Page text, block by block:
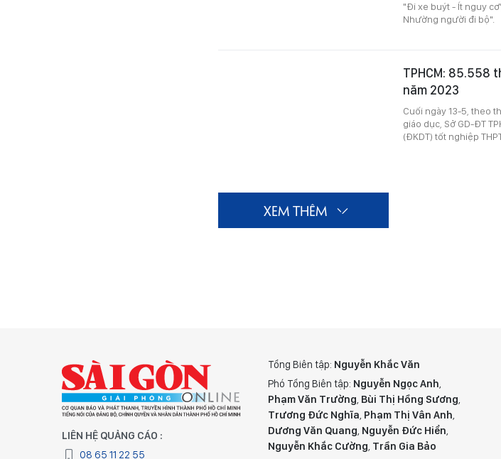
"Đi xe buýt - Ít nguy
Nhường người đi bộ".
TPHCM: 85.558
năm 2023
Cuối ngày 13-5, theo
giáo dục, Sở GD-ĐT
(ĐKDT) tốt nghiệp
XEM THÊM
LIÊN HỆ QUẢNG CÁO :
08 65 11 22 55
Tổng Biên tập: Nguyễn Khắc Văn
Phó Tổng Biên tập: Nguyễn Ngọc Anh,
Phạm Văn Trường, Bùi Thị Hồng Sương,
Trương Đức Nghĩa, Phạm Thị Vân Anh,
Dương Văn Quang, Nguyễn Đức Hiển,
Nguyễn Khắc Cường, Trần Gia Bảo